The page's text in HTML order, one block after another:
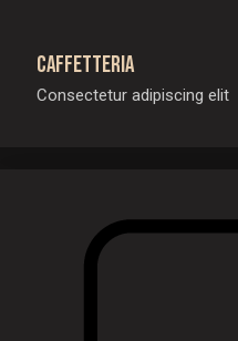
Caffetteria
Consectetur adipiscing elit